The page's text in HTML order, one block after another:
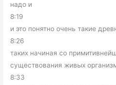
надо и
8:19
и это понятно очень такие
8:26
таких начиная со
существования живых
8:33